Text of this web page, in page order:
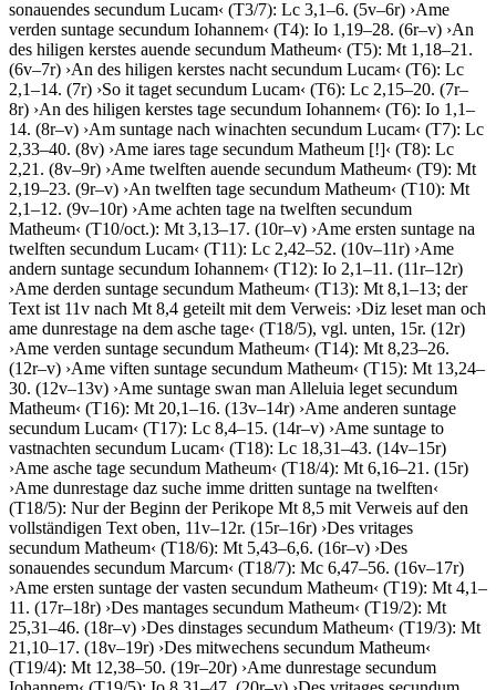
sonauendes secundum Lucam‹ (T3/7): Lc 3,1–6. (5v–6r) ›Ame
verden suntage secundum Iohannem‹ (T4): Io 1,19–28. (6r–v) ›An
des hiligen kerstes auende secundum Matheum‹ (T5): Mt 1,18–21.
(6v–7r) ›An des hiligen kerstes nacht secundum Lucam‹ (T6): Lc
2,1–14. (7r) ›So it taget secundum Lucam‹ (T6): Lc 2,15–20. (7r–
8r) ›An des hiligen kerstes tage secundum Iohannem‹ (T6): Io 1,1–
14. (8r–v) ›Am suntage nach winachten secundum Lucam‹ (T7): Lc
2,33–40. (8v) ›Ame iares tage secundum Matheum [!]‹ (T8): Lc
2,21. (8v–9r) ›Ame twelften auende secundum Matheum‹ (T9): Mt
2,19–23. (9r–v) ›An twelften tage secundum Matheum‹ (T10): Mt
2,1–12. (9v–10r) ›Ame achten tage na twelften secundum
Matheum‹ (T10/oct.): Mt 3,13–17. (10r–v) ›Ame ersten suntage na
twelften secundum Lucam‹ (T11): Lc 2,42–52. (10v–11r) ›Ame
andern suntage secundum Iohannem‹ (T12): Io 2,1–11. (11r–12r)
›Ame derden suntage secundum Matheum‹ (T13): Mt 8,1–13; der
Text ist 11v nach Mt 8,4 geteilt mit dem Verweis: ›Diz leset man och
ame dunrestage na dem asche tage‹ (T18/5), vgl. unten, 15r. (12r)
›Ame verden suntage secundum Matheum‹ (T14): Mt 8,23–26.
(12r–v) ›Ame viften suntage secundum Matheum‹ (T15): Mt 13,24–
30. (12v–13v) ›Ame suntage swan man Alleluia leget secundum
Matheum‹ (T16): Mt 20,1–16. (13v–14r) ›Ame anderen suntage
secundum Lucam‹ (T17): Lc 8,4–15. (14r–v) ›Ame suntage to
vastnachten secundum Lucam‹ (T18): Lc 18,31–43. (14v–15r)
›Ame asche tage secundum Matheum‹ (T18/4): Mt 6,16–21. (15r)
›Ame dunrestage daz suche imme dritten suntage na twelften‹
(T18/5): Nur der Beginn der Perikope Mt 8,5 mit Verweis auf den
vollständigen Text oben, 11v–12r. (15r–16r) ›Des vritages
secundum Matheum‹ (T18/6): Mt 5,43–6,6. (16r–v) ›Des
sonauendes secundum Marcum‹ (T18/7): Mc 6,47–56. (16v–17r)
›Ame ersten suntage der vasten secundum Matheum‹ (T19): Mt 4,1–
11. (17r–18r) ›Des mantages secundum Matheum‹ (T19/2): Mt
25,31–46. (18r–v) ›Des dinstages secundum Matheum‹ (T19/3): Mt
21,10–17. (18v–19r) ›Des mitwechens secundum Matheum‹
(T19/4): Mt 12,38–50. (19r–20r) ›Ame dunrestage secundum